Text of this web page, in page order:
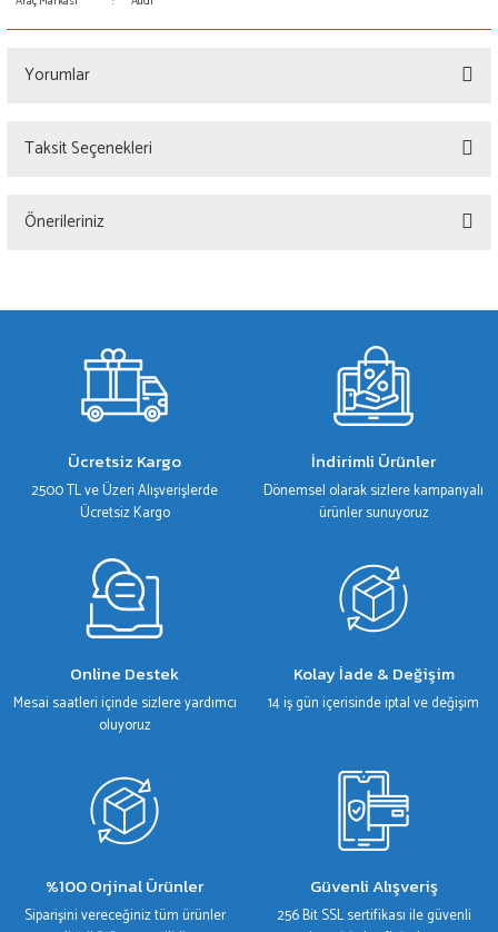
Yorumlar
Taksit Seçenekleri
Önerileriniz
gördüğünüz noktaları öneri formunu kullanarak tarafımıza iletebilirsiniz.
Ürün resmi kalitesiz, bozuk veya görüntülenemiyor.
Ürün açıklamasında eksik bilgiler bulunuyor.
Ürün fiyatı diğer sitelerden daha pahalı.
Bu ürüne benzer farklı alternatifler olmalı.
Ücretsiz Kargo
2500 TL ve Üzeri Alışverişlerde
Ücretsiz Kargo
İndirimli Ürünler
Dönemsel olarak sizlere kampanyalı
ürünler sunuyoruz
Online Destek
Mesai saatleri içinde sizlere yardımcı
oluyoruz
Kolay İade & Değişim
14 iş gün içerisinde iptal ve değişim
%100 Orjinal Ürünler
Siparişini vereceğiniz tüm ürünler
Güvenli Alışveriş
256 Bit SSL sertifikası ile güvenli